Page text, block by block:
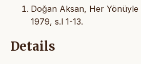
Doğan Aksan, Her
1979, s.l 1-13.
Details